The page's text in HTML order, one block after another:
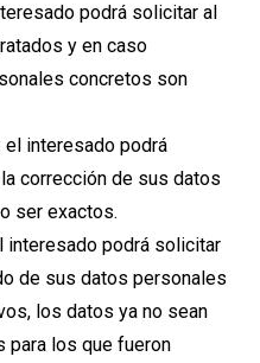
podrá solicitar al
y en caso
concretos son
el interesado podrá
corrección de sus datos
ser exactos.
interesado podrá solicitar
de sus datos personales
los datos ya no sean
para los que fueron